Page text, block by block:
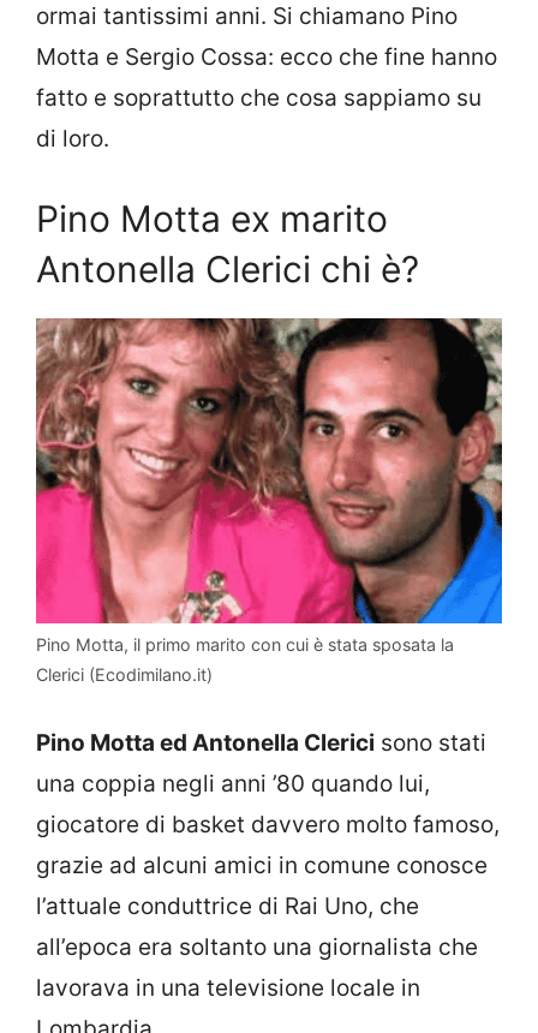
ormai tantissimi anni. Si chiamano Pino
Motta e Sergio Cossa: ecco che fine hanno
fatto e soprattutto che cosa sappiamo su
di loro.
Pino Motta ex marito
Antonella Clerici chi è?
Pino Motta, il primo marito con cui è stata sposata la
Clerici (Ecodimilano.it)
Pino Motta ed Antonella Clerici sono stati
una coppia negli anni ’80 quando lui,
giocatore di basket davvero molto famoso,
grazie ad alcuni amici in comune conosce
l’attuale conduttrice di Rai Uno, che
all’epoca era soltanto una giornalista che
lavorava in una televisione locale in